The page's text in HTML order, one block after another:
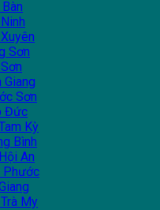
Sơn
Giang
Sơn
Đức
Kỳ
Bình
An
Phước
My